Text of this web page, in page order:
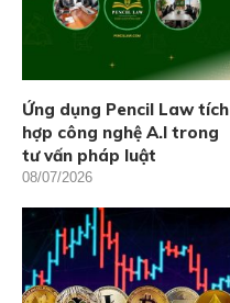
Ứng dụng Pencil Law tích
hợp công nghệ A.I trong
tư vấn pháp luật
08/07/2026